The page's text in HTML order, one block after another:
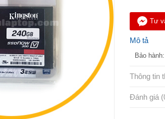
Tư
Mô tả
Bảo
Thông tin
Đánh giá